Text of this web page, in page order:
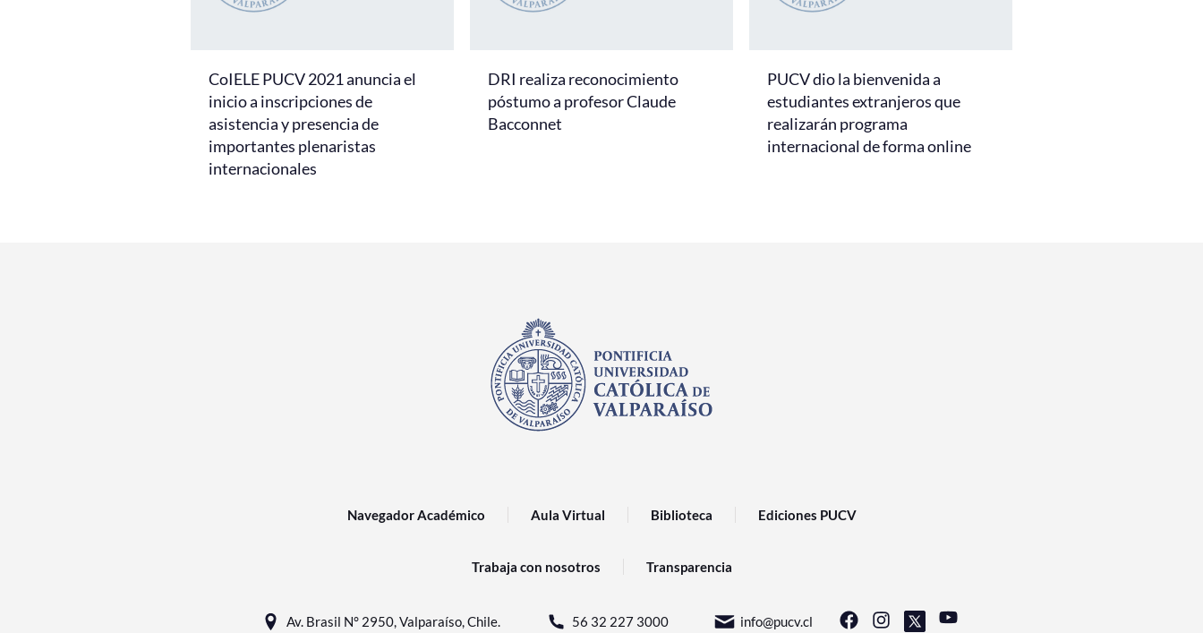
CoIELE PUCV 2021 anuncia el
inicio a inscripciones de
asistencia y presencia de
importantes plenaristas
internacionales
DRI realiza reconocimiento
póstumo a profesor Claude
Bacconnet
PUCV dio la bienvenida a
estudiantes extranjeros que
realizarán programa
internacional de forma online
Navegador Académico Aula Virtual Biblioteca Ediciones PUCV
Trabaja con nosotros Transparencia
Av. Brasil N° 2950, Valparaíso, Chile. 56 32 227 3000 info@pucv.cl